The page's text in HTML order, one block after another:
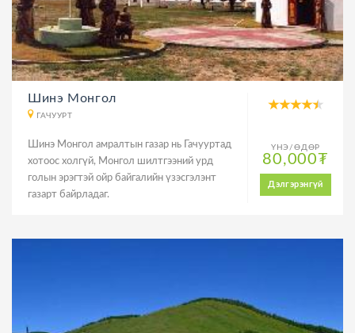
Шинэ Монгол
ГАЧУУРТ
Шинэ Монгол амралтын газар нь Гачууртад
хотоос холгүй, Монгол шилтгээний урд
голын эрэгтэй ойр байгалийн үзэсгэлэнт
газарт байрладаг.
ҮНЭ/ӨДӨР
80,000₮
Дэлгэрэнгүй